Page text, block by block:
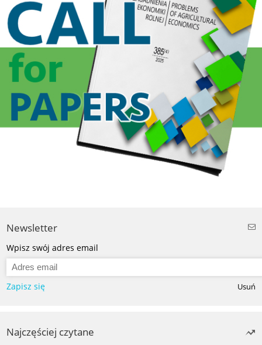
Newsletter
Wpisz swój adres email
Zapisz się Usuń
Najczęściej czytane